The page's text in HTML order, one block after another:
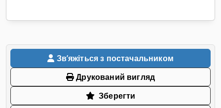
Звʼяжіться з постачальником
Друкований вигляд
Зберегти